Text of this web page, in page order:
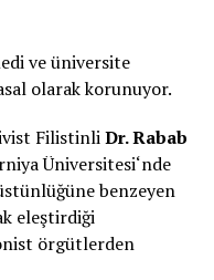
ve üniversite
olarak korunuyor.
FilistinliDr. Rabab
Üniversitesi‘nde
benzeyen
eleştirdiği
örgütlerden